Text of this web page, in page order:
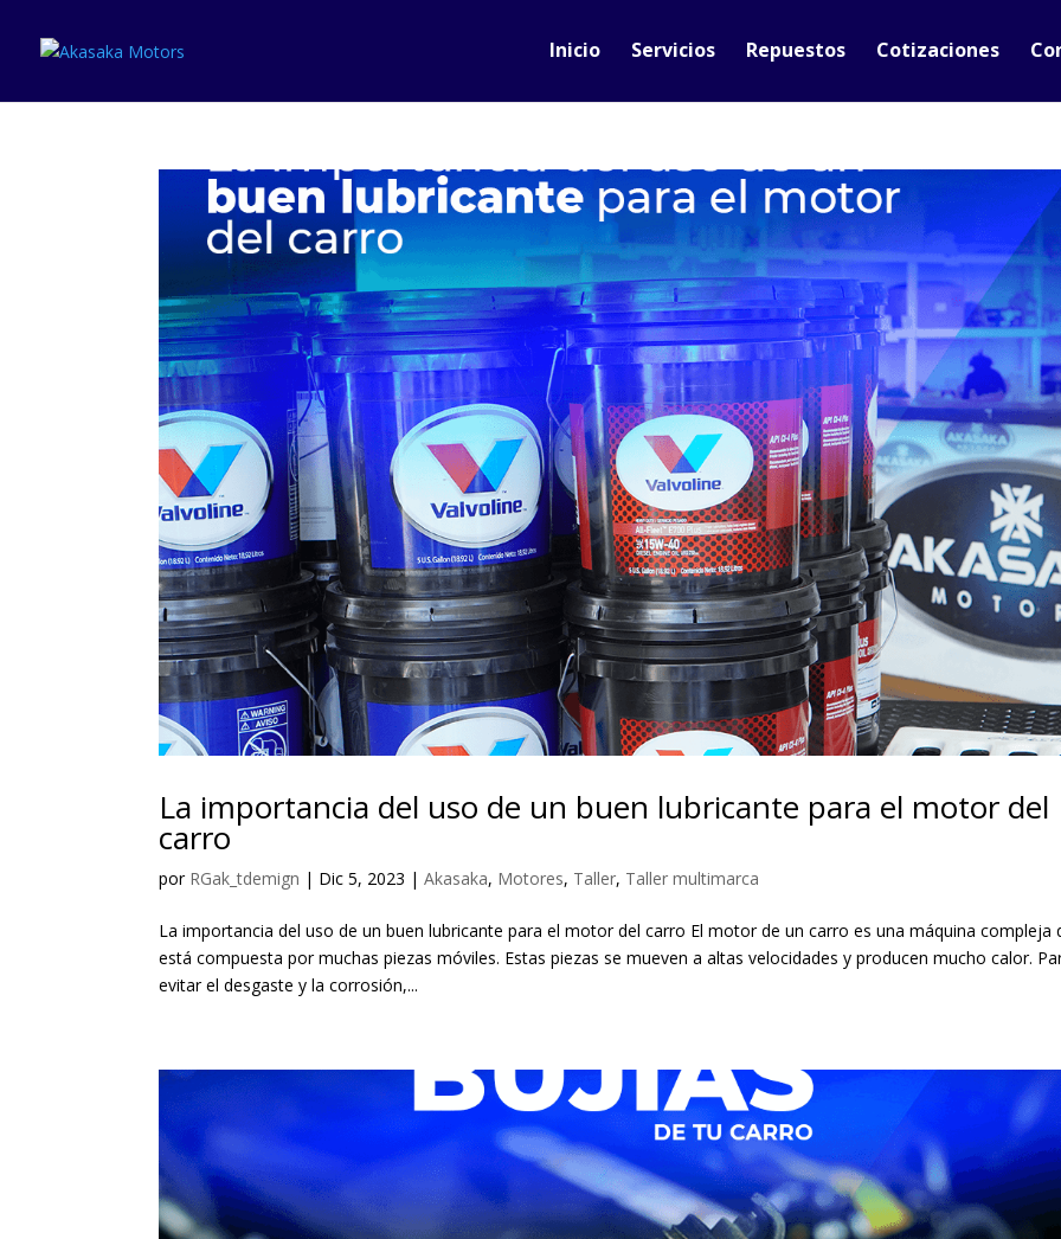
Inicio Servicios Repuestos Cotizaciones
La importancia del uso de un buen lubricante para el motor del
carro
por RGak_tdemign | Dic 5, 2023 |Akasaka, Motores, Taller, Taller multimarca
La importancia del uso de un buen lubricante para el motor del carro El motor de un carro es una máquina compleja
está compuesta por muchas piezas móviles. Estas piezas se mueven a altas velocidades y producen mucho calor.
evitar el desgaste y la corrosión,...